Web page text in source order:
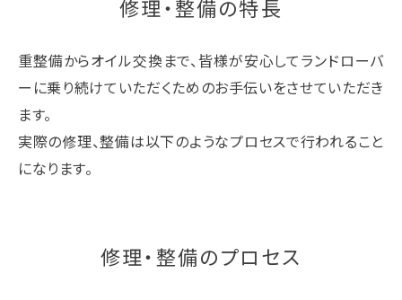
修理・整備の特長
重整備からオイル交換まで、皆様が安心してランドローバ
ーに乗り続けていただくためのお手伝いをさせていただき
ます。
実際の修理、整備は以下のようなプロセスで行われること
になります。
修理・整備のプロセス